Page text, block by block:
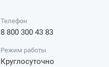
Телефон
8 800 300 43 83
Режим работы
Круглосуточно